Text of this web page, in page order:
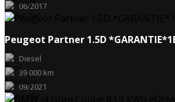
06/2017
Peugeot Partner 1.5D
Diesel
39 000 km
09/2021